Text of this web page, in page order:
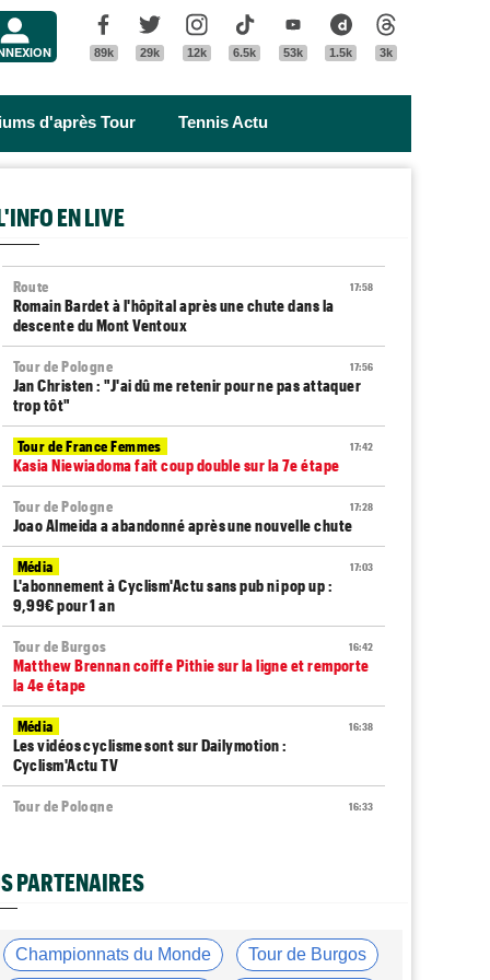
Facebook
89k
Twitter
29k
Instagram
12k
Tik Tok
6.5k
Youtube
53k
Dailymotion
1.5k 3k
d'après Tour Tennis Actu
EN LIVE
17:58
Route
Romain Bardet à l'hôpital après une chute dans la
descente du Mont Ventoux
17:56
Tour de Pologne
Jan Christen : "J'ai dû me retenir pour ne pas attaquer
trop tôt"
17:42
Tour de France Femmes
Kasia Niewiadoma fait coup double sur la 7e étape
17:28
Tour de Pologne
Joao Almeida a abandonné après une nouvelle chute
17:03
Média
L'abonnement à Cyclism'Actu sans pub ni pop up :
9,99€ pour 1 an
16:42
Tour de Burgos
Matthew Brennan coiffe Pithie sur la ligne et remporte
la 4e étape
16:38
Média
Les vidéos cyclisme sont sur Dailymotion :
Cyclism'Actu TV
16:33
Tour de Pologne
Tour de France Femmes
La startlist complète du Tour Femmes... déjà 16
16:05
Championnats du Monde
PARTENAIRES
Championnats du Monde Tour de Burgos